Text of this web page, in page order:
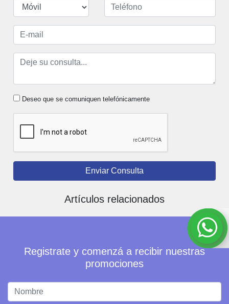
Deseo que se comuniquen telefónicamente
Enviar Consulta
Artículos relacionados
Registrate y comenzá a recibir nuestras
promociones